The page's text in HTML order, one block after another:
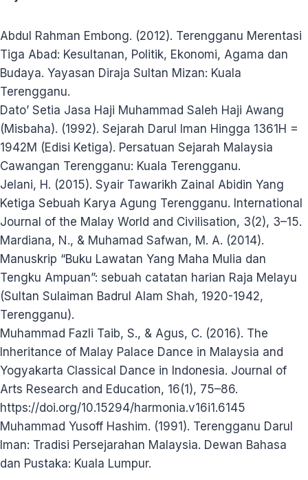
Abdul Rahman Embong. (2012). Terengganu Merentasi
Tiga Abad: Kesultanan, Politik, Ekonomi, Agama dan
Budaya. Yayasan Diraja Sultan Mizan: Kuala
Terengganu.
Dato’ Setia Jasa Haji Muhammad Saleh Haji Awang
(Misbaha). (1992). Sejarah Darul Iman Hingga 1361H =
1942M (Edisi Ketiga). Persatuan Sejarah Malaysia
Cawangan Terengganu: Kuala Terengganu.
Jelani, H. (2015). Syair Tawarikh Zainal Abidin Yang
Ketiga Sebuah Karya Agung Terengganu. International
Journal of the Malay World and Civilisation, 3(2), 3–15.
Mardiana, N., & Muhamad Safwan, M. A. (2014).
Manuskrip “Buku Lawatan Yang Maha Mulia dan
Tengku Ampuan”: sebuah catatan harian Raja Melayu
(Sultan Sulaiman Badrul Alam Shah, 1920-1942,
Terengganu).
Muhammad Fazli Taib, S., & Agus, C. (2016). The
Inheritance of Malay Palace Dance in Malaysia and
Yogyakarta Classical Dance in Indonesia. Journal of
Arts Research and Education, 16(1), 75–86.
https://doi.org/10.15294/harmonia.v16i1.6145
Muhammad Yusoff Hashim. (1991). Terengganu Darul
Iman: Tradisi Persejarahan Malaysia. Dewan Bahasa
dan Pustaka: Kuala Lumpur.